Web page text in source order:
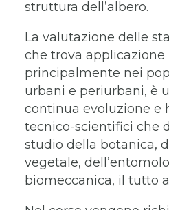
struttura dell’albero.
La valutazione delle
che trova applicazione
principalmente nei
urbani e periurbani, è
continua evoluzione e
tecnico-scientifici che
studio della botanica,
vegetale,
biomeccanica, il tutto